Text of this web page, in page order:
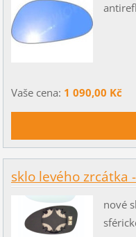
Vaše cena: 1 090,00 Kč
sklo levého zrcátka
nové